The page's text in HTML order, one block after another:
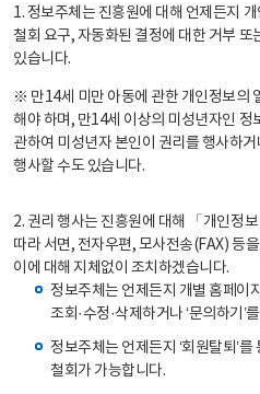
1. 정보주체는 진흥원에 대해 언제든지
철회 요구, 자동화된 결정에 대한 거부 또
있습니다.
※ 만14세 미만 아동에 관한 개인정보의
해야 하며, 만14세 이상의 미성년자인 정
관하여 미성년자 본인이 권리를 행사하
행사할 수도 있습니다.
2. 권리 행사는 진흥원에 대해 「개인정
따라 서면, 전자우편, 모사전송(FAX) 등
이에 대해 지체없이 조치하겠습니다.
정보주체는 언제든지 개별 홈페이
조회·수정·삭제하거나 ‘문의하기’
정보주체는 언제든지 ‘회원탈퇴’
철회가 가능합니다.